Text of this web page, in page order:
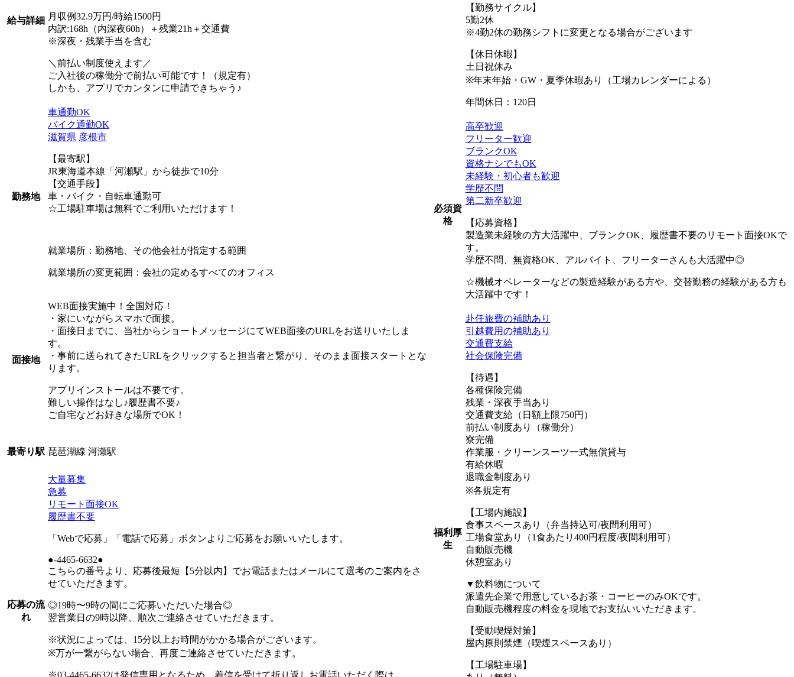
給与詳細 月収例32.9万円/時給1500円
内訳:168h（内深夜60h）＋残業21h＋交通費
※深夜・残業手当を含む
＼前払い制度使えます／
ご入社後の稼働分で前払い可能です！（規定有）
しかも、アプリでカンタンに申請できちゃう♪
勤務地
車通勤OK
バイク通勤OK
滋賀県 彦根市
【最寄駅】
JR東海道本線「河瀬駅」から徒歩で10分
【交通手段】
車・バイク・自転車通勤可
☆工場駐車場は無料でご利用いただけます！
就業場所：勤務地、その他会社が指定する範囲
就業場所の変更範囲：会社の定めるすべてのオフィス
面接地
WEB面接実施中！全国対応！
・家にいながらスマホで面接。
・面接日までに、当社からショートメッセージにてWEB面接のURLをお送りいたしま
す。
・事前に送られてきたURLをクリックすると担当者と繋がり、そのまま面接スタートとな
ります。
アプリインストールは不要です。
難しい操作はなし♪履歴書不要♪
ご自宅などお好きな場所でOK！
最寄り駅 琵琶湖線 河瀬駅
応募の流
れ
大量募集
急募
リモート面接OK
履歴書不要
「Webで応募」「電話で応募」ボタンよりご応募をお願いいたします。
●-4465-6632●
こちらの番号より、応募後最短【5分以内】でお電話またはメールにて選考のご案内をさ
せていただきます。
◎19時〜9時の間にご応募いただいた場合◎
翌営業日の9時以降、順次ご連絡させていただきます。
※状況によっては、15分以上お時間がかかる場合がございます。
※万が一繋がらない場合、再度ご連絡させていただきます。
※03-4465-6632は発信専用となるため、着信を受けて折り返しお電話いただく際は、
【勤務サイクル】
5勤2休
※4勤2休の勤務シフトに変更となる場合がございます
【休日休暇】
土日祝休み
※年末年始・GW・夏季休暇あり（工場カレンダーによる）
年間休日：120日
必須資
格
高卒歓迎
フリーター歓迎
ブランクOK
資格ナシでもOK
未経験・初心者も歓迎
学歴不問
第二新卒歓迎
【応募資格】
製造業未経験の方大活躍中、ブランクOK、履歴書不要のリモート面接OKで
す。
学歴不問、無資格OK、アルバイト、フリーターさんも大活躍中◎
☆機械オペレーターなどの製造経験がある方や、交替勤務の経験がある方も
大活躍中です！
福利厚
生
赴任旅費の補助あり
引越費用の補助あり
交通費支給
社会保険完備
【待遇】
各種保険完備
残業・深夜手当あり
交通費支給（日額上限750円）
前払い制度あり（稼働分）
寮完備
作業服・クリーンスーツ一式無償貸与
有給休暇
退職金制度あり
※各規定有
【工場内施設】
食事スペースあり（弁当持込可/夜間利用可）
工場食堂あり（1食あたり400円程度/夜間利用可）
自動販売機
休憩室あり
▼飲料物について
派遣先企業で用意しているお茶・コーヒーのみOKです。
自動販売機程度の料金を現地でお支払いいただきます。
【受動喫煙対策】
屋内原則禁煙（喫煙スペースあり）
【工場駐車場】